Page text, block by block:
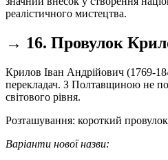
реалістичного мистецтва.
→ 16. Провулок
Крилов Іван Андрійович (1769-
перекладач. З Полтавщиною не
світового рівня.
Розташування: короткий
Варіанти нової назви: